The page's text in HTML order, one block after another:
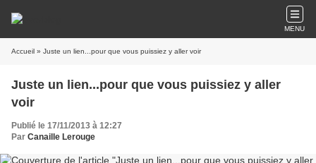
MENU
Accueil » Juste un lien...pour que vous puissiez y aller voir
Juste un lien...pour que vous puissiez y aller
voir
Publié le 17/11/2013 à 12:27
Par Canaille Lerouge